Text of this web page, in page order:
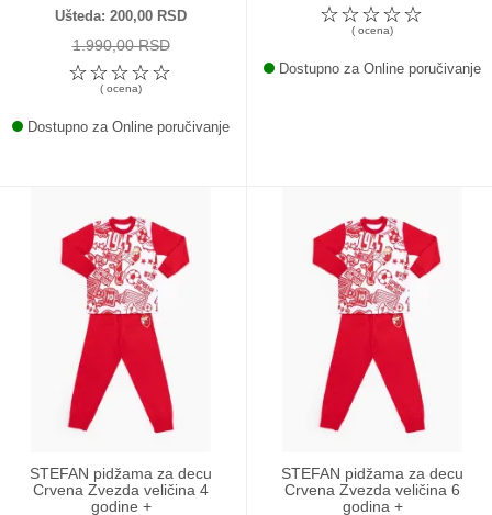
Ušteda 200,00 RSD
1.990,00 RSD
☆
☆
☆
☆
☆
( ocena)
Dostupno za Online poručivanje
☆
☆
☆
☆
☆
( ocena)
Dostupno za Online poručivanje
STEFAN pidžama za decu
Crvena Zvezda veličina 4
godine +
STEFAN pidžama za decu
Crvena Zvezda veličina 6
godina +